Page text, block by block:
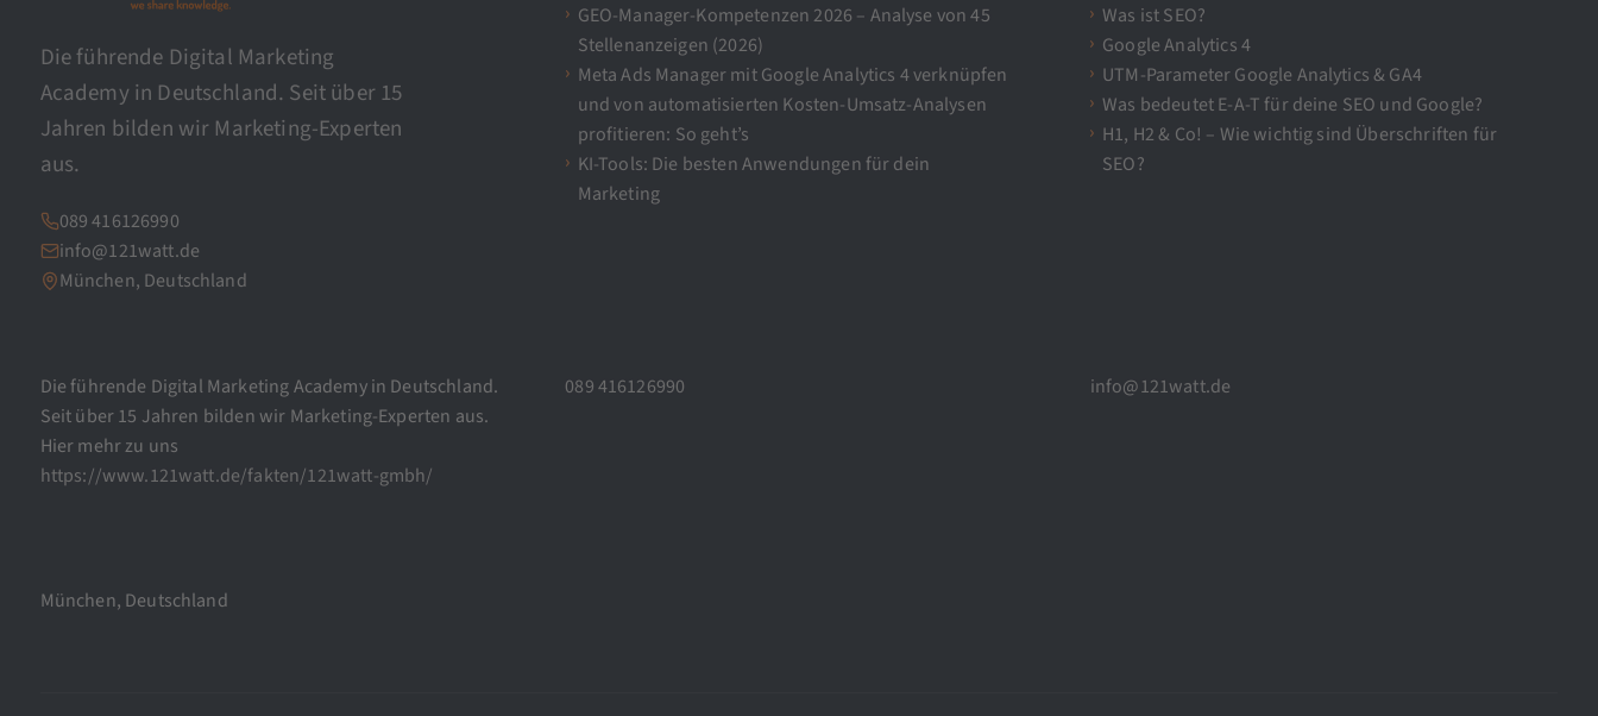
Die führende Digital Marketing
Academy in Deutschland. Seit über 15
Jahren bilden wir Marketing-Experten
aus.
089 416126990
info@121watt.de
München, Deutschland
GEO-Manager-Kompetenzen 2026 – Analyse von 45
Stellenanzeigen (2026)
Meta Ads Manager mit Google Analytics 4 verknüpfen
und von automatisierten Kosten-Umsatz-Analysen
profitieren: So geht’s
KI-Tools: Die besten Anwendungen für dein
Marketing
Was ist SEO?
Google Analytics 4
UTM-Parameter Google Analytics & GA4
Was bedeutet E-A-T für deine SEO und Google?
H1, H2 & Co! – Wie wichtig sind Überschriften für
SEO?
Die führende Digital Marketing Academy in Deutschland.
Seit über 15 Jahren bilden wir Marketing-Experten aus.
Hier mehr zu uns
https://www.121watt.de/fakten/121watt-gmbh/
089 416126990 info@121watt.de
München, Deutschland